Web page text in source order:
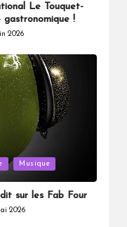
Le Touquet-
!
2026
Musique
sur les Fab Four
2026